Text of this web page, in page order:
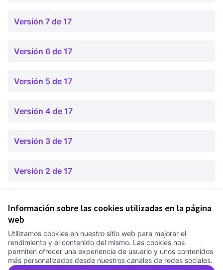
Información sobre las cookies utilizadas en la página
web
Utilizamos cookies en nuestro sitio web para mejorar el
rendimiento y el contenido del mismo. Las cookies nos
permiten ofrecer una experiencia de usuario y unos contenidos
más personalizados desde nuestros canales de redes sociales.
Versión 7 de 17
Versión 6 de 17
Versión 5 de 17
Versión 4 de 17
Versión 3 de 17
Versión 2 de 17
Términos y condiciones de uso
Configuración de cookies
Comunitat Canòdrom en Facebook
(Link extern)
Comunitat Canòdrom en Instagram
(Link extern)
Comunitat Canòdrom en YouTube
(Link extern)
Castellano
Triar la llenguaElegir el idiomaChoose language